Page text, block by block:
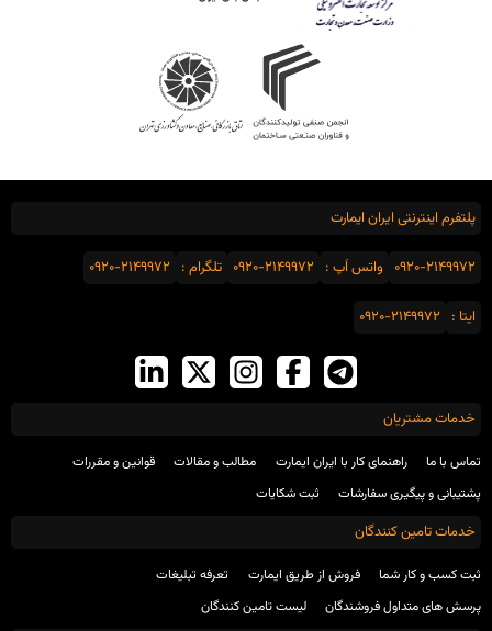
پلتفرم اینترنتی ایران ایمارت
0920-2149972 واتس اَپ : 0920-2149972 تلگرام : 0920-2149972
ایتا : 0920-2149972
خدمات مشتریان
تماس با ما راهنمای کار با ایران ایمارت مطالب و مقالات
قوانین و مقررات
پشتیبانی و پیگیری سفارشات
ثبت شکایات
خدمات تامین کنندگان
ثبت کسب و کار شما فروش از طریق ایمارت
تعرفه تبلیغات
پرسش های متداول فروشندگان
لیست تامین کنندگان